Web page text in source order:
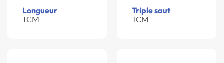
Longueur
TCM -
Triple saut
TCM -